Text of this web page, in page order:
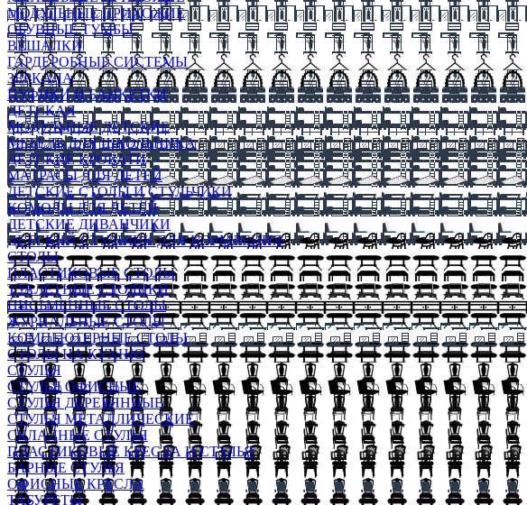
МОДУЛЬНЫЕ ПРИХОЖИЕ
ОБУВНЫЕ ТУМБЫ
ВЕШАЛКИ
ГАРДЕРОБНЫЕ СИСТЕМЫ
ЗЕРКАЛА
ПУФИКИ И БАНКЕТКИ
ДЕТСКАЯ
МОДУЛЬНЫЕ ДЕТСКИЕ
МЕБЕЛЬ ДЛЯ ШКОЛЬНИКА
ДЕТСКИЕ КРОВАТИ
МАТРАСЫ ДЛЯ ДЕТЕЙ
ДЕТСКИЕ СТОЛЫ И СТУЛЬЧИКИ
КОМОДЫ ДЛЯ ДЕТЕЙ
ДЕТСКИЕ ДИВАНЧИКИ
ДЕТСКИЙ СТУЛЬЧИК ДЛЯ КОРМЛЕНИЯ
СТОЛЫ
ПЛАСТИКОВЫЕ СТОЛЫ
ТУАЛЕТНЫЕ СТОЛИКИ
ПИСЬМЕННЫЕ СТОЛЫ
ЖУРНАЛЬНЫЕ СТОЛЫ
КОМПЬЮТЕРНЫЕ СТОЛЫ
СТОЛЫ НА КУХНЮ
СТУЛЬЯ
СТУЛЬЯ ОФИСНЫЕ
СТУЛЬЯ ДЕРЕВЯННЫЕ
СТУЛЬЯ МЕТАЛЛИЧЕСКИЕ
СКЛАДНЫЕ СТУЛЬЯ
ПЛАСТИКОВЫЕ КРЕСЛА И СТУЛЬЯ
БАРНЫЕ СТУЛЬЯ
ОФИСНЫЕ КРЕСЛА
ТАБУРЕТЫ